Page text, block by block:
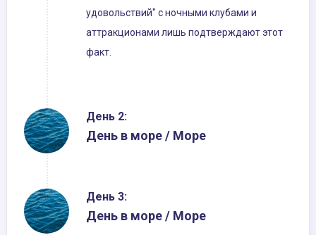
удовольствий" с ночными клубами и
аттракционами лишь подтверждают этот
факт.
День 2:
День в море / Море
День 3:
День в море / Море